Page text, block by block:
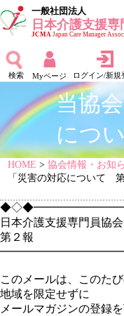
一般社団法人
日本介護支援
JCMAJapan Care Manager
検索 Myページ ログイン/新規
当協
につ
HOME >協会情報・お知
「災害の対応について 第
日本介護支援専門員協
第２報
このメールは、このた
地域を限定せずに
メールマガジンの登録